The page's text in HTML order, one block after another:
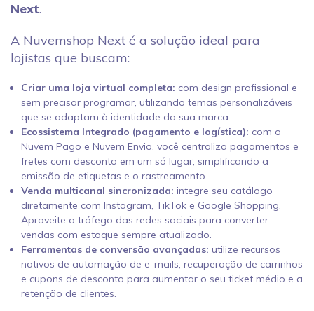
Next.
A Nuvemshop Next é a solução ideal para
lojistas que buscam:
Criar uma loja virtual completa: com design profissional e
sem precisar programar, utilizando temas personalizáveis
que se adaptam à identidade da sua marca.
Ecossistema Integrado (pagamento e logística): com o
Nuvem Pago e Nuvem Envio, você centraliza pagamentos e
fretes com desconto em um só lugar, simplificando a
emissão de etiquetas e o rastreamento.
Venda multicanal sincronizada: integre seu catálogo
diretamente com Instagram, TikTok e Google Shopping.
Aproveite o tráfego das redes sociais para converter
vendas com estoque sempre atualizado.
Ferramentas de conversão avançadas: utilize recursos
nativos de automação de e-mails, recuperação de carrinhos
e cupons de desconto para aumentar o seu ticket médio e a
retenção de clientes.